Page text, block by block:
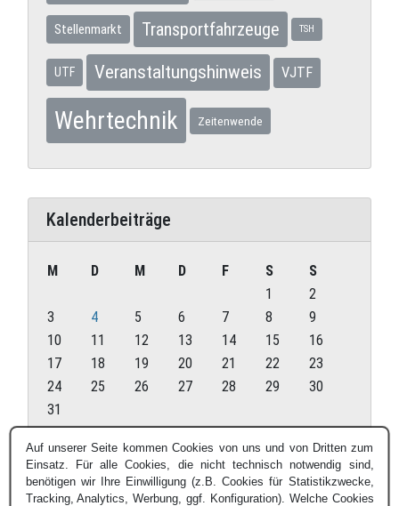
Stellenmarkt Transportfahrzeuge TSH
UTF Veranstaltungshinweis VJTF
Wehrtechnik Zeitenwende
Kalenderbeiträge
August 2026
M D M D F S
S
1
2
3
4 5 6 7 8
9
10
11 12 13 14 15
16
17
18 19 20 21 22
23
24
25 26 27 28 29
30
31
« Juli
Auf unserer Seite kommen Cookies von uns und von Dritten zum
Einsatz. Für alle Cookies, die nicht technisch notwendig sind,
benötigen wir Ihre Einwilligung (z.B. Cookies für Statistikzwecke,
Tracking, Analytics, Werbung, ggf. Konfiguration). Welche Cookies